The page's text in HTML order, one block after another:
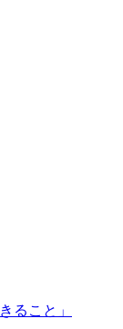
ること」